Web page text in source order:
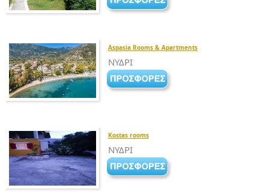
Aspasia Rooms & Apartments
ΝΥΔΡΙ
Kostas rooms
ΝΥΔΡΙ